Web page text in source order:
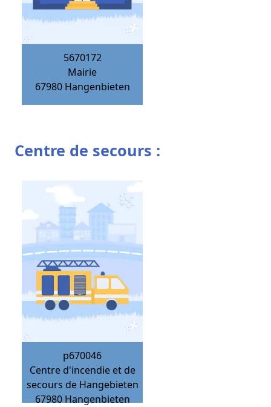
5670172
Mairie
67980 Hangenbieten
Centre de secours :
p670046
Centre d'incendie et de
secours de Hangebieten
67980 Hangenbieten